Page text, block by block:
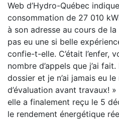
Web d’Hydro-Québec
consommation de 27 010
à son adresse au cours de la
pas eu une si belle
confie-t-elle. C’était l’enfer,
nombre d’appels que j’ai
dossier et je n’ai jamais eu
d’évaluation avant travaux!
elle a finalement reçu le 5
le rendement énergétique